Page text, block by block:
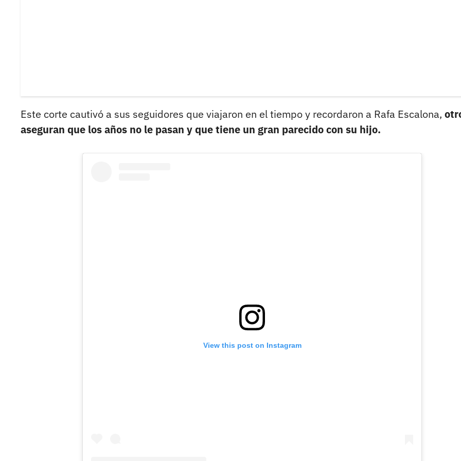
Este corte cautivó a sus seguidores que viajaron en el tiempo y recordaron a Rafa Escalona,
aseguran que los años no le pasan y que tiene un gran parecido con su hijo.
View this post on Instagram